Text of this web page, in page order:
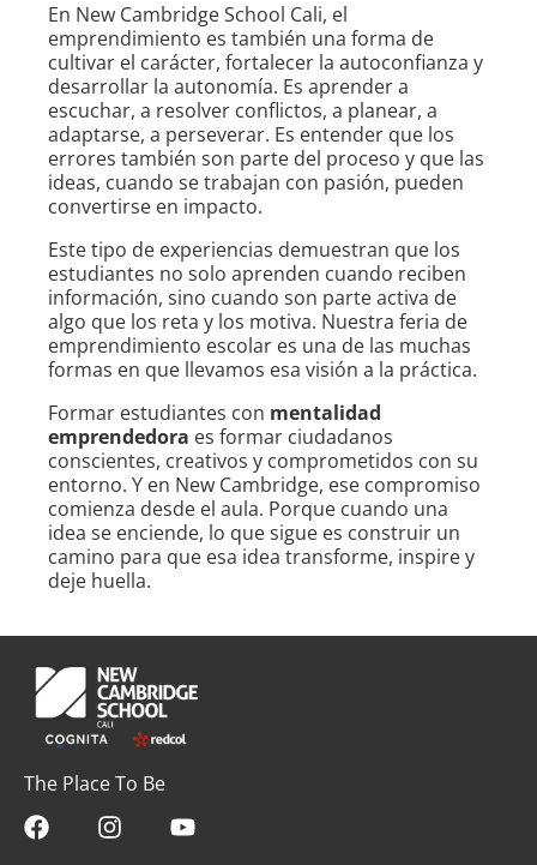
En New Cambridge School Cali, el
emprendimiento es también una forma de
cultivar el carácter, fortalecer la autoconfianza y
desarrollar la autonomía. Es aprender a
escuchar, a resolver conflictos, a planear, a
adaptarse, a perseverar. Es entender que los
errores también son parte del proceso y que las
ideas, cuando se trabajan con pasión, pueden
convertirse en impacto.
Este tipo de experiencias demuestran que los
estudiantes no solo aprenden cuando reciben
información, sino cuando son parte activa de
algo que los reta y los motiva. Nuestra feria de
emprendimiento escolar es una de las muchas
formas en que llevamos esa visión a la práctica.
Formar estudiantes con mentalidad
emprendedora es formar ciudadanos
conscientes, creativos y comprometidos con su
entorno. Y en New Cambridge, ese compromiso
comienza desde el aula. Porque cuando una
idea se enciende, lo que sigue es construir un
camino para que esa idea transforme, inspire y
deje huella.
The Place To Be